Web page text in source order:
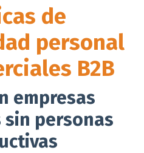
de
personal
B2B
empresas
personas